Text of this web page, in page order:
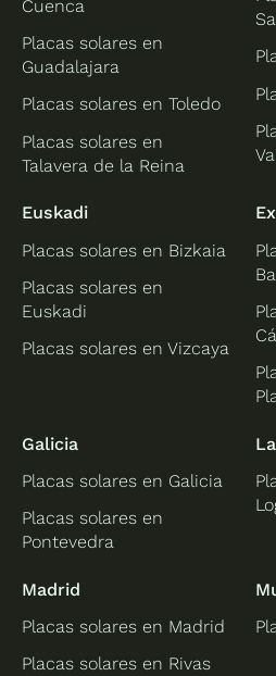
Cuenca
Placas solares en
Guadalajara
Placas solares en Toledo
Placas solares en
Talavera de la Reina
Euskadi
Placas solares en Bizkaia
Placas solares en
Euskadi
Placas solares en Vizcaya
Galicia
Placas solares en Galicia
Placas solares en
Pontevedra
Madrid
Placas solares en Madrid
Placas solares en Rivas